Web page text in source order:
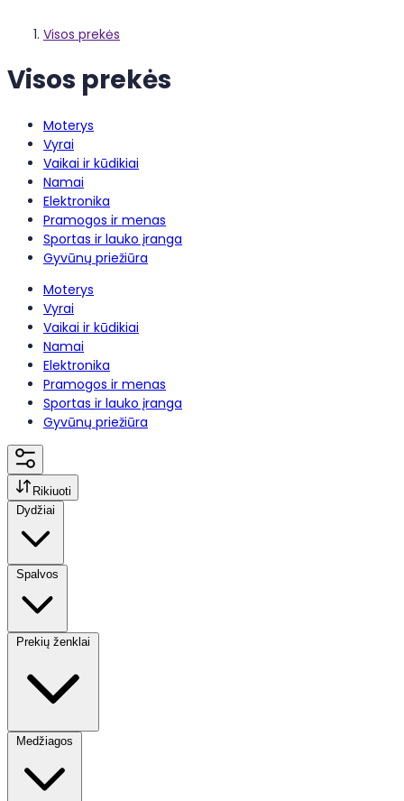
Visos prekės
Visos prekės
Moterys
Vyrai
Vaikai ir kūdikiai
Namai
Elektronika
Pramogos ir menas
Sportas ir lauko įranga
Gyvūnų priežiūra
Moterys
Vyrai
Vaikai ir kūdikiai
Namai
Elektronika
Pramogos ir menas
Sportas ir lauko įranga
Gyvūnų priežiūra
Rikiuoti
Dydžiai
Spalvos
Prekių ženklai
Medžiagos